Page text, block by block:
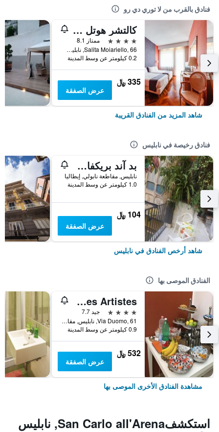
فنادق بالقرب من لا توري دي رو
كالتشر هوتل فيلا كابوديمونتي
4 نجوم
ممتاز 8.1
Salita Moiariello, 66, نابليس, مقاطعة نابولي, إيطاليا
0.2 كيلومتر عن وسط المدينة
335 ﷼
عرض الصفقة
شاهد المزيد من الفنادق القريبة
فنادق رخيصة في نابليس
بد آند بريكفاست ميراجليا
نابليس, مقاطعة نابولي, إيطاليا
1.0 كيلومتر عن وسط المدينة
104 ﷼
عرض الصفقة
شاهد أرخص الفنادق في نابليس
الفنادق الموصى بها
Hotel Des Artistes
4 نجوم
جيد 7.7
Via Duomo, 61, نابليس, مقاطعة نابولي, إيطاليا
0.9 كيلومتر عن وسط المدينة
532 ﷼
عرض الصفقة
مشاهدة الفنادق الأخرى الموصى بها
استكشفSan Carlo all'Arena, نابليس